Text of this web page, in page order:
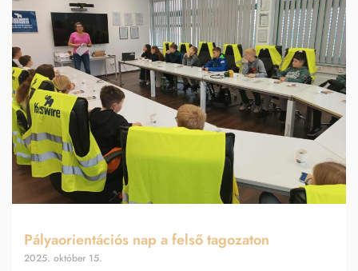
Pályaorientációs nap a felső tagozaton
2025. október 15.